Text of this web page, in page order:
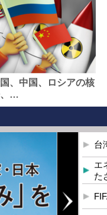
、中国、ロシアの核
、…
台
エ
た